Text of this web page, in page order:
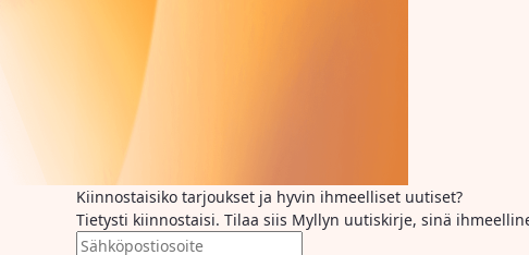
Kiinnostaisiko tarjoukset ja hyvin ihmeelliset uutiset?
Tietysti kiinnostaisi. Tilaa siis Myllyn uutiskirje, sinä